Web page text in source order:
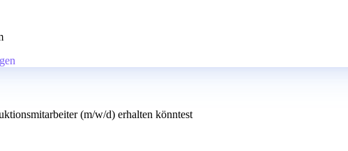
(m/w/d) erhalten könntest